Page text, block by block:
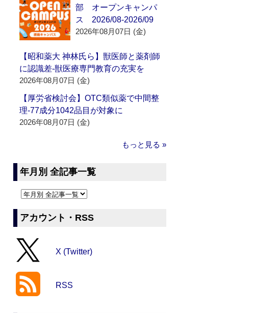
部 オープンキャンパ
ス 2026/08-2026/09
2026年08月07日 (金)
【昭和薬大 神林氏ら】獣医師と薬剤師
に認識差‐獣医療専門教育の充実を
2026年08月07日 (金)
【厚労省検討会】OTC類似薬で中間整
理‐77成分1042品目が対象に
2026年08月07日 (金)
もっと見る »
年月別 全記事一覧
アカウント・RSS
X (Twitter)
RSS